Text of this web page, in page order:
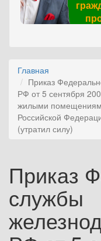
Главная
Приказ
РФ от 5 сентября
жилыми
Российской
(утратил силу)
Приказ
службы